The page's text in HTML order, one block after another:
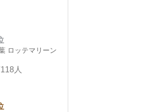
ロッテマリーン
人